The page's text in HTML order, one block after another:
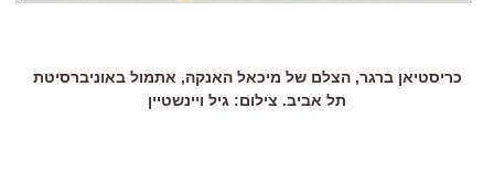
כריסטיאן ברגר, הצלם של מיכאל האנקה, אתמול באוניברסיטת
תל אביב. צילום: גיל ויינשטיין